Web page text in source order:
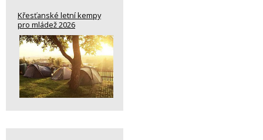
Křesťanské letní kempy
pro mládež 2026